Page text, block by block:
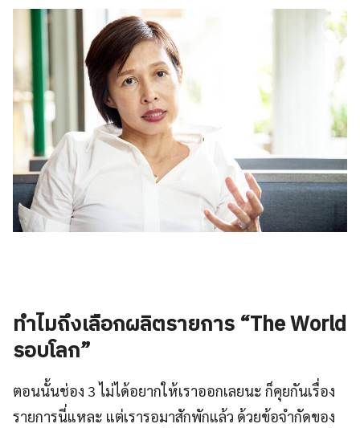
ทำไมถึงเลือกผลิตรายการ “The World
รอบโลก”
ตอนนั้นช่อง 3 ไม่ได้อยากให้เราออกเลยนะ ก็คุยกันเรื่อง
รายการนี่แหละ แต่เรารอมาสักพักแล้ว ด้วยข้อจำกัดของ